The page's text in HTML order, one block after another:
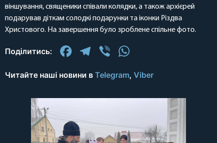
віншування, священики співали колядки, а також архієрей
подарував діткам солодкі подарунки та іконки Різдва
Христового. На завершення було зроблене спільне фото.
Поділитись: Facebook
Telegram
Viber
Читайте наші новини в Telegram, Viber